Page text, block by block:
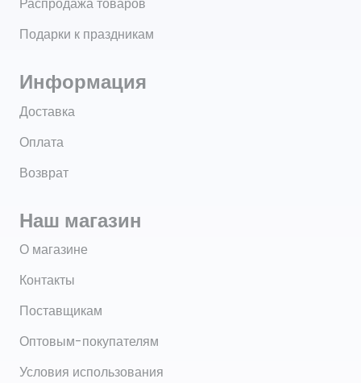
Подарки к праздникам
Информация
Доставка
Оплата
Возврат
Наш магазин
О магазине
Контакты
Поставщикам
Оптовым-покупателям
Условия использования